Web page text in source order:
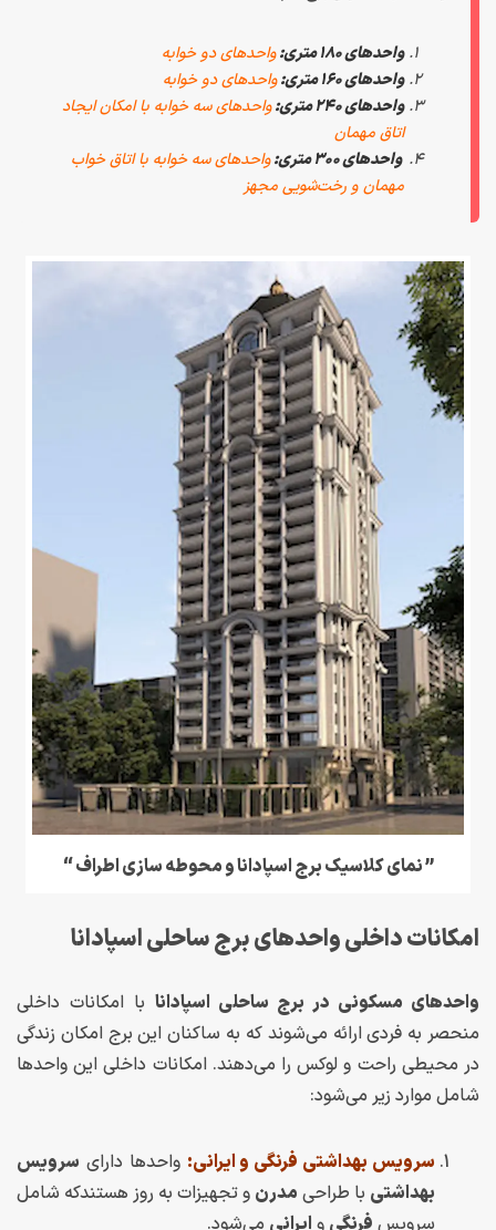
واحدهای ۱۸۰ متری:
واحدهای دو خوابه
واحدهای ۱۶۰ متری:
واحدهای دو خوابه
واحدهای ۲۴۰ متری:
واحدهای سه خوابه با امکان ایجاد
اتاق مهمان
واحدهای ۳۰۰ متری:
واحدهای سه خوابه با اتاق خواب
مهمان و رخت‌شویی مجهز
” نمای کلاسیک برج اسپادانا و محوطه سازی اطراف “
امکانات داخلی واحدهای برج ساحلی اسپادانا
واحدهای مسکونی در برج ساحلی اسپادانا با امکانات داخلی
منحصر به فردی ارائه می‌شوند که به ساکنان این برج امکان زندگی
در محیطی راحت و لوکس را می‌دهند. امکانات داخلی این واحدها
شامل موارد زیر می‌شود:
سرویس بهداشتی فرنگی و ایرانی: واحدها دارای سرویس
بهداشتی با طراحی مدرن و تجهیزات به روز هستندکه شامل
سرویس فرنگی و ایرانی می‌شود.